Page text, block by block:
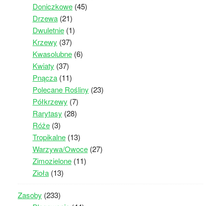
Doniczkowe(45)
Drzewa(21)
Dwuletnie(1)
Krzewy (37)
Kwasolubne(6)
Kwiaty (37)
Pnącza(11)
Polecane Rośliny (23)
Półkrzewy (7)
Rarytasy (28)
Róże(3)
Tropikalne(13)
Warzywa/Owoce(27)
Zimozielone(11)
Zioła(13)
Zasoby (233)